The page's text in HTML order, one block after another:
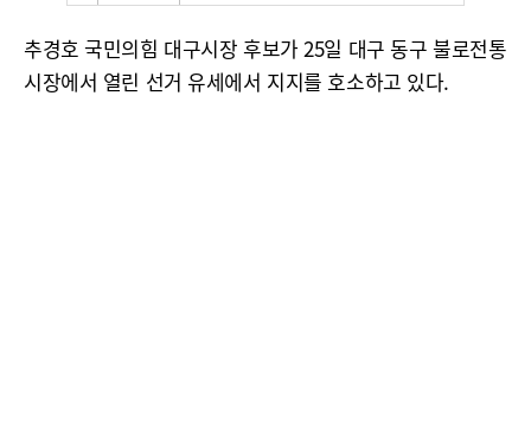
추경호 국민의힘 대구시장 후보가 25일 대구 동구 불로전통
시장에서 열린 선거 유세에서 지지를 호소하고 있다.